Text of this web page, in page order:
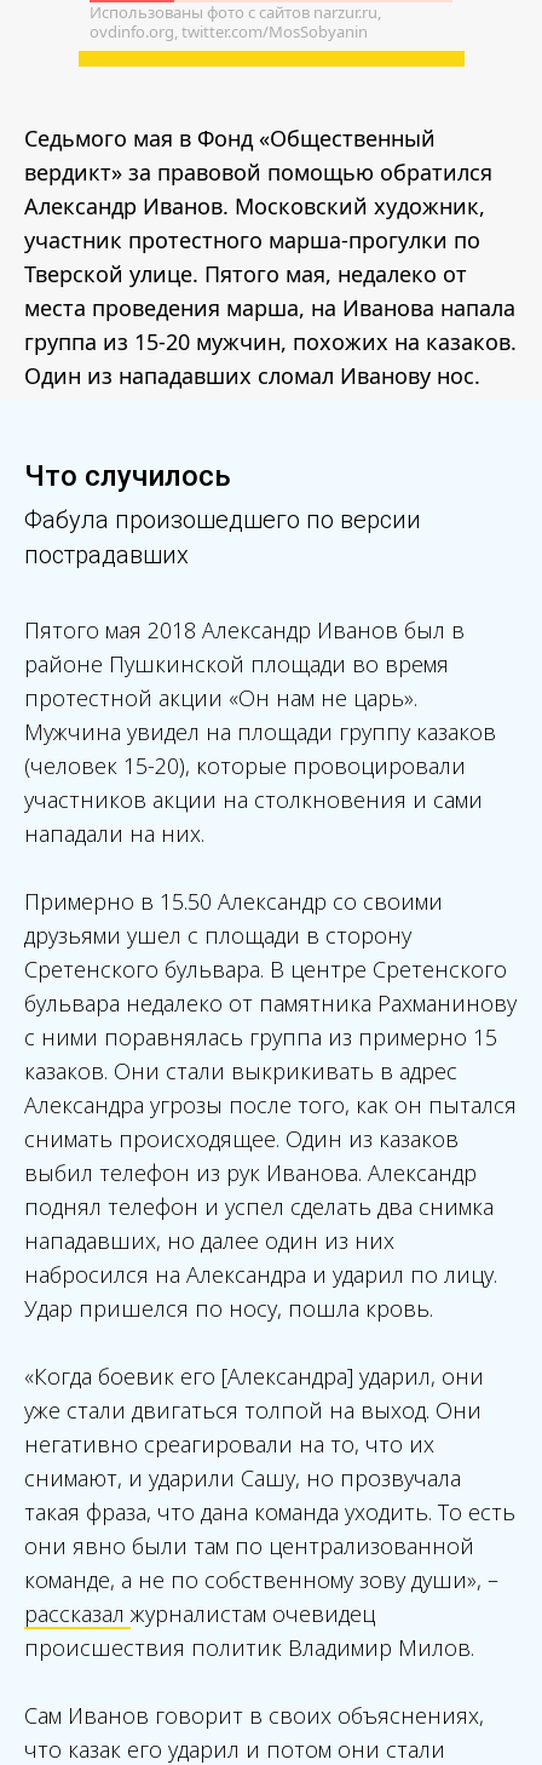
Использованы фото с сайтов narzur.ru,
ovdinfo.org, twitter.com/MosSobyanin
Седьмого мая в Фонд «Общественный
вердикт» за правовой помощью обратился
Александр Иванов. Московский художник,
участник протестного марша-прогулки по
Тверской улице. Пятого мая, недалеко от
места проведения марша, на Иванова напала
группа из 15-20 мужчин, похожих на казаков.
Один из нападавших сломал Иванову нос.
Что случилось
Фабула произошедшего по версии
пострадавших
Пятого мая 2018 Александр Иванов был в
районе Пушкинской площади во время
протестной акции «Он нам не царь».
Мужчина увидел на площади группу казаков
(человек 15-20), которые провоцировали
участников акции на столкновения и сами
нападали на них.
Примерно в 15.50 Александр со своими
друзьями ушел с площади в сторону
Сретенского бульвара. В центре Сретенского
бульвара недалеко от памятника Рахманинову
с ними поравнялась группа из примерно 15
казаков. Они стали выкрикивать в адрес
Александра угрозы после того, как он пытался
снимать происходящее. Один из казаков
выбил телефон из рук Иванова. Александр
поднял телефон и успел сделать два снимка
нападавших, но далее один из них
набросился на Александра и ударил по лицу.
Удар пришелся по носу, пошла кровь.
«Когда боевик его [Александра] ударил, они
уже стали двигаться толпой на выход. Они
негативно среагировали на то, что их
снимают, и ударили Сашу, но прозвучала
такая фраза, что дана команда уходить. То есть
они явно были там по централизованной
команде, а не по собственному зову души», –
рассказал журналистам очевидец
происшествия политик Владимир Милов.
Сам Иванов говорит в своих объяснениях,
что казак его ударил и потом они стали